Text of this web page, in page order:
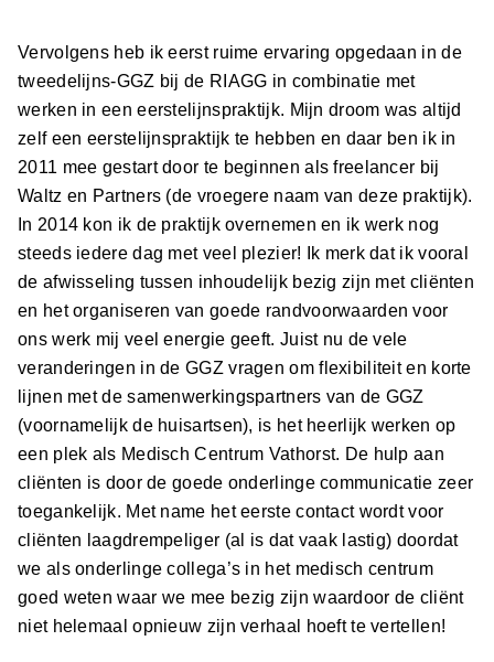
Vervolgens heb ik eerst ruime ervaring opgedaan in de
tweedelijns-GGZ bij de RIAGG in combinatie met
werken in een eerstelijnspraktijk. Mijn droom was altijd
zelf een eerstelijnspraktijk te hebben en daar ben ik in
2011 mee gestart door te beginnen als freelancer bij
Waltz en Partners (de vroegere naam van deze praktijk).
In 2014 kon ik de praktijk overnemen en ik werk nog
steeds iedere dag met veel plezier! Ik merk dat ik vooral
de afwisseling tussen inhoudelijk bezig zijn met cliënten
en het organiseren van goede randvoorwaarden voor
ons werk mij veel energie geeft. Juist nu de vele
veranderingen in de GGZ vragen om flexibiliteit en korte
lijnen met de samenwerkingspartners van de GGZ
(voornamelijk de huisartsen), is het heerlijk werken op
een plek als Medisch Centrum Vathorst. De hulp aan
cliënten is door de goede onderlinge communicatie zeer
toegankelijk. Met name het eerste contact wordt voor
cliënten laagdrempeliger (al is dat vaak lastig) doordat
we als onderlinge collega’s in het medisch centrum
goed weten waar we mee bezig zijn waardoor de cliënt
niet helemaal opnieuw zijn verhaal hoeft te vertellen!